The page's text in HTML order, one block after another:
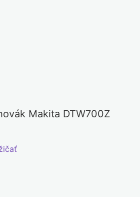
Makita DTW700Z